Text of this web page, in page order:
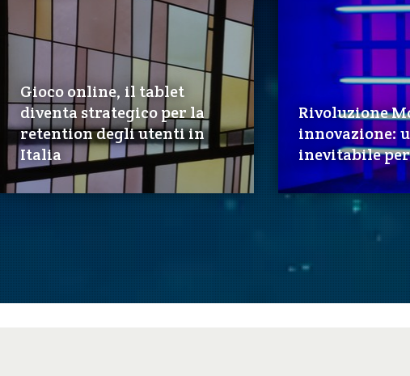
Gioco online, il tablet
diventa strategico per la
retention degli utenti in
Italia
Rivoluzione
innovazione:
inevitabile